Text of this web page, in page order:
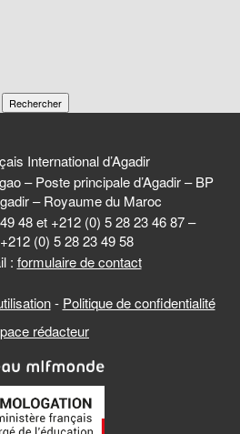
Rechercher
International d’Agadir
– Poste principale d’Agadir – BP
– Royaume du Maroc
48 et +212 (0) 5 28 23 46 87 –
(0) 5 28 23 49 58
: formulaire de contact
- Politique de confidentialité
rédacteur